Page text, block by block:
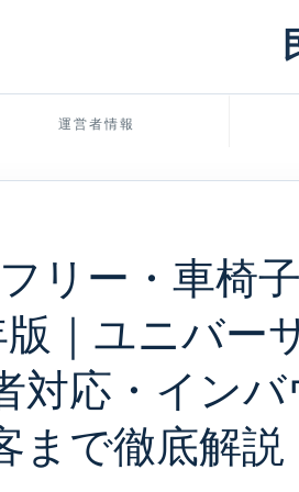
運営者情報
リー・車椅
｜ユニバー
対応・イン
まで徹底解説